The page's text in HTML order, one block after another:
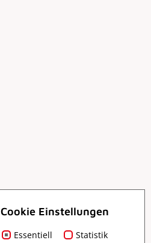
Cookie Einstellungen
Essentiell Statistik